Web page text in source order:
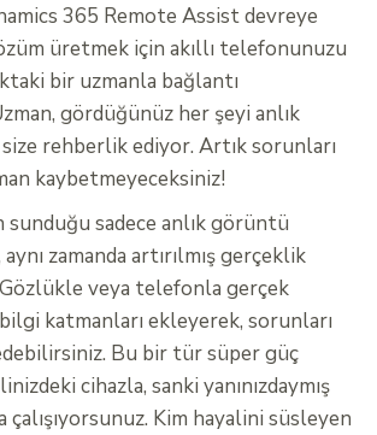
365 Remote Assist devreye
üretmek için akıllı telefonunuzu
bir uzmanla bağlantı
gördüğünüz her şeyi anlık
rehberlik ediyor. Artık sorunları
kaybetmeyeceksiniz!
sadece anlık görüntü
aynı zamanda artırılmış gerçeklik
veya telefonla gerçek
katmanları ekleyerek, sorunları
Bu bir tür süper güç
cihazla, sanki yanınızdaymış
Kim hayalini süsleyen